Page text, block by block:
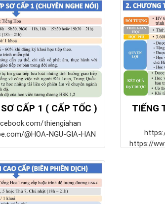
CẤP 1 ( CẤP TỐC )
thiengiahan
@HOA-NGU-GIA-HAN
TIẾNG
https://